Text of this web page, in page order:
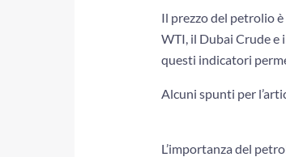
Il prezzo del petrolio
WTI, il Dubai Crude e
questi indicatori
Alcuni spunti per
L’importanza del